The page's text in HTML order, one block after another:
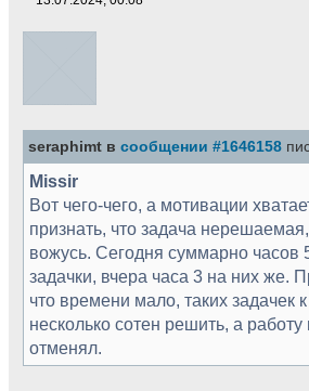
seraphimt в сообщении #1646158
Missir
Вот чего-чего, а мотивации
признать, что задача
вожусь. Сегодня суммарно часов
задачки, вчера часа 3 на них же.
что времени мало, таких задачек
несколько сотен решить, а
отменял.